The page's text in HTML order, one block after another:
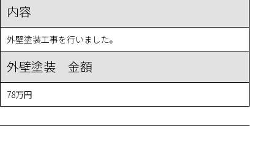
内容
外壁塗装工事を行いました。
外壁塗装 金額
78万円